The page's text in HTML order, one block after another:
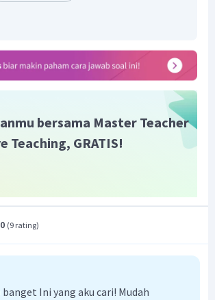
barisan bilangan tersebut adalah
bersama Master Teacher
Teaching, GRATIS!
(9 rating)
Ini yang aku cari! Mudah